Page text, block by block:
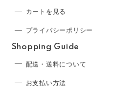
カートを見る
プライバシーポリシー
Shopping Guide
配送・送料について
お支払い方法